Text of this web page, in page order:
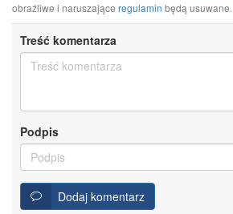
obraźliwe i naruszające regulamin będą usuwane.
Treść komentarza
Podpis
Dodaj komentarz